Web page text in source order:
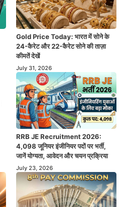
Gold Price Today: भारत में सोने के
24-कैरेट और 22-कैरेट सोने की ताज़ा
कीमतें देखें
July 31, 2026
RRB JE Recruitment 2026:
4,098 जूनियर इंजीनियर पदों पर भर्ती,
जानें योग्यता, आवेदन और चयन प्रक्रिया
July 23, 2026